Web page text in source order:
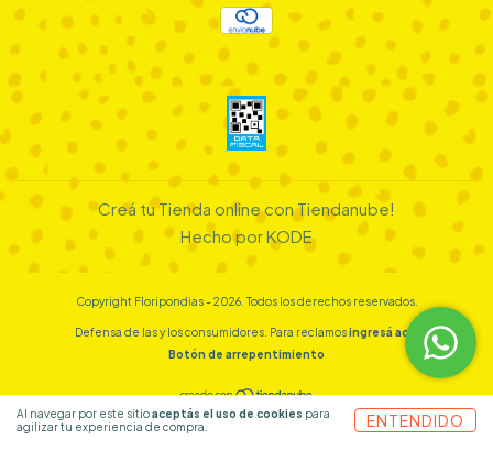
Al navegar por este sitioaceptás el uso de cookies para
agilizar tu experiencia de compra.
ENTENDIDO
Creá tu Tienda online con Tiendanube!
Hecho por KODE
Copyright Floripondias - 2026. Todos los derechos reservados.
Defensa de las y los consumidores. Para reclamosingresá acá.
Botón de arrepentimiento